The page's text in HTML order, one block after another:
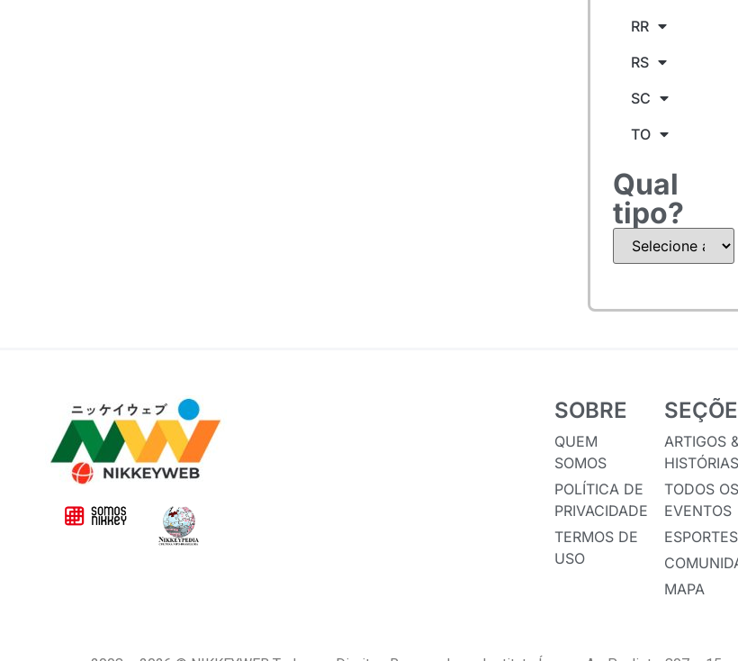
RR
RS
SC
TO
Qual
tipo?
SOBRE
QUEM
SOMOS
POLÍTICA DE
PRIVACIDADE
TERMOS DE
USO
ARTIGOS
HISTÓRIAS
TODOS OS
EVENTOS
ESPORTES
MAPA